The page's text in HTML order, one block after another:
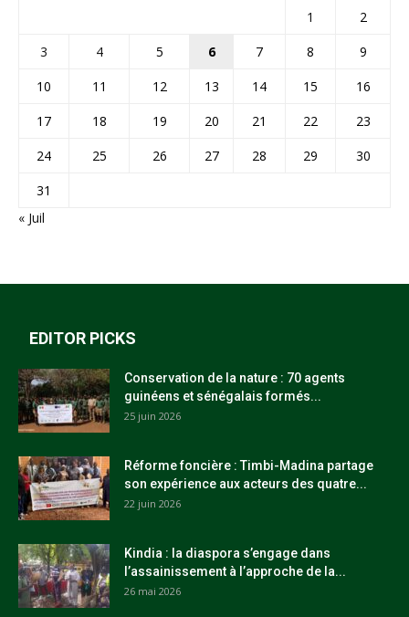
1
2
3
4 5 6 7 8
9
10
11 12 13 14 15
16
17
18 19 20 21 22
23
24
25 26 27 28 29
30
31
« Juil
EDITOR PICKS
Conservation de la nature : 70 agents
guinéens et sénégalais formés...
25 juin 2026
Réforme foncière : Timbi-Madina partage
son expérience aux acteurs des quatre...
22 juin 2026
Kindia : la diaspora s’engage dans
l’assainissement à l’approche de la...
26 mai 2026